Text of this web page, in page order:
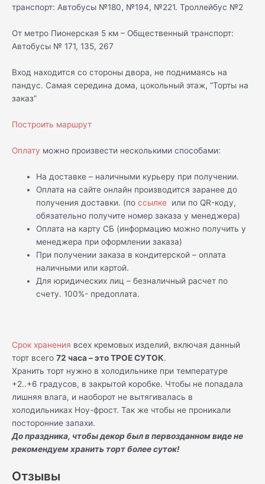
транспорт: Автобусы №180, №194, №221. Троллейбус №2
От метро Пионерская 5 км – Общественный транспорт:
Автобусы № 171, 135, 267
Вход находится со стороны двора, не поднимаясь на
пандус. Самая середина дома, цокольный этаж, “Торты на
заказ”
Построить маршрут
Оплату можно произвести несколькими способами:
На доставке – наличными курьеру при получении.
Оплата на сайте онлайн производится заранее до
получения доставки. (поссылке или по QR-коду,
обязательно получите номер заказа у менеджера)
Оплата на карту СБ (информацию можно получить у
менеджера при оформлении заказа)
При получении заказа в кондитерской – оплата
наличными или картой.
Для юридических лиц – безналичный расчет по
счету. 100%- предоплата.
Срок хранения всех кремовых изделий, включая данный
торт всего 72 часа – это ТРОЕ СУТОК.
Хранить торт нужно в холодильнике при температуре
+2..+6 градусов, в закрытой коробке. Чтобы не попадала
лишняя влага, и наоборот не вытягивалась в
холодильниках Ноу-фрост. Так же чтобы не проникали
посторонние запахи.
До праздника, чтобы декор был в первозданном виде не
рекомендуем хранить торт более суток!
Отзывы